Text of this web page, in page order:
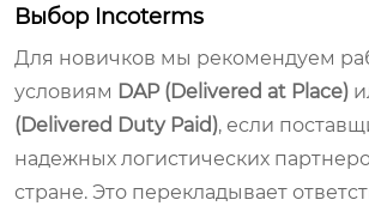
Выбор Incoterms
Для новичков мы рекомендуем
условиям DAP (Delivered at Place)
(Delivered Duty Paid), если
надежных логистических
стране. Это перекладывает